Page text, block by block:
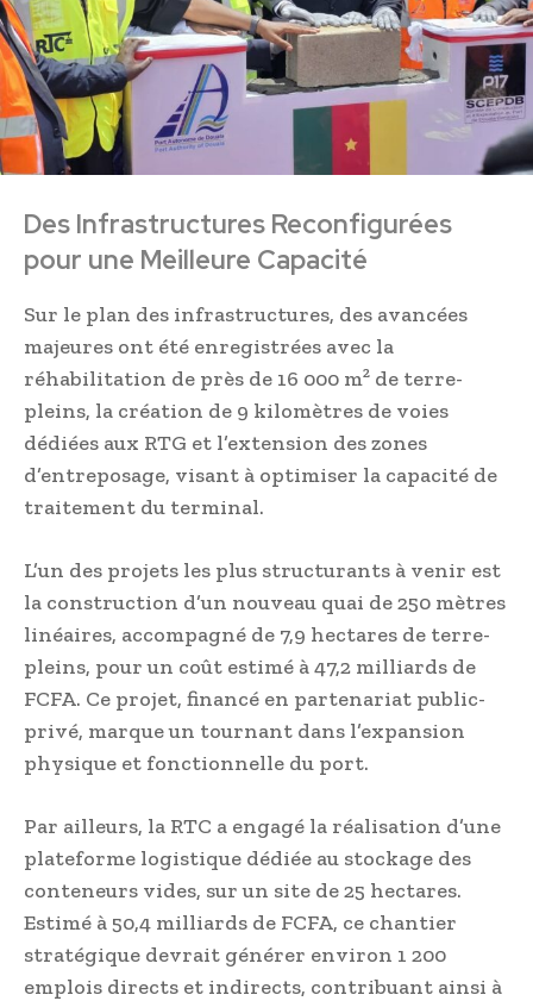
Des Infrastructures Reconfigurées
pour une Meilleure Capacité
Sur le plan des infrastructures, des avancées
majeures ont été enregistrées avec la
réhabilitation de près de 16 000 m² de terre-
pleins, la création de 9 kilomètres de voies
dédiées aux RTG et l’extension des zones
d’entreposage, visant à optimiser la capacité de
traitement du terminal.
L’un des projets les plus structurants à venir est
la construction d’un nouveau quai de 250 mètres
linéaires, accompagné de 7,9 hectares de terre-
pleins, pour un coût estimé à 47,2 milliards de
FCFA. Ce projet, financé en partenariat public-
privé, marque un tournant dans l’expansion
physique et fonctionnelle du port.
Par ailleurs, la RTC a engagé la réalisation d’une
plateforme logistique dédiée au stockage des
conteneurs vides, sur un site de 25 hectares.
Estimé à 50,4 milliards de FCFA, ce chantier
stratégique devrait générer environ 1 200
emplois directs et indirects, contribuant ainsi à